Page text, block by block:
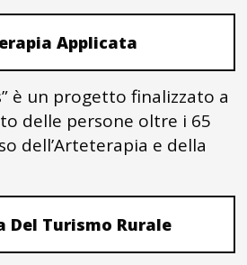
Applicata
è un progetto finalizzato a
delle persone oltre i 65
dell’Arteterapia e della
Del Turismo Rurale